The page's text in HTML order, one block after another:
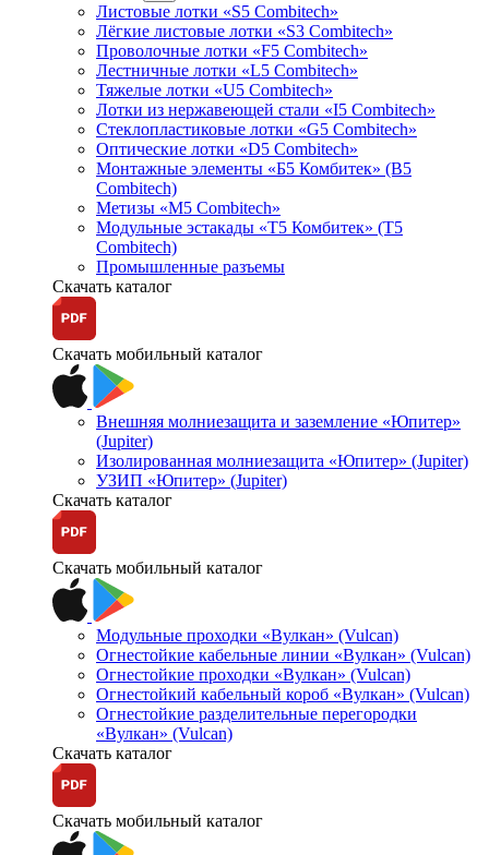
Листовые лотки «S5 Combitech»
Лёгкие листовые лотки «S3 Combitech»
Проволочные лотки «F5 Combitech»
Лестничные лотки «L5 Combitech»
Тяжелые лотки «U5 Combitech»
Лотки из нержавеющей стали «I5 Combitech»
Стеклопластиковые лотки «G5 Combitech»
Оптические лотки «D5 Combitech»
Монтажные элементы «Б5 Комбитек» (B5
Combitech)
Метизы «M5 Combitech»
Модульные эстакады «Т5 Комбитек» (T5
Combitech)
Промышленные разъемы
Скачать каталог
Скачать мобильный каталог
Внешняя молниезащита и заземление «Юпитер»
(Jupiter)
Изолированная молниезащита «Юпитер» (Jupiter)
УЗИП «Юпитер» (Jupiter)
Скачать каталог
Скачать мобильный каталог
Модульные проходки «Вулкан» (Vulcan)
Огнестойкие кабельные линии «Вулкан» (Vulcan)
Огнестойкие проходки «Вулкан» (Vulcan)
Огнестойкий кабельный короб «Вулкан» (Vulcan)
Огнестойкие разделительные перегородки
«Вулкан» (Vulcan)
Скачать каталог
Скачать мобильный каталог